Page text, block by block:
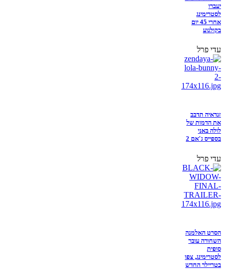
יעברו
לסטרימינג
אחרי 45 יום
בקולנוע
עדי פרל
זנדאיה תדבב
את הדמות של
לולה באני
בספייס ג'אם 2
עדי פרל
הסרט האלמנה
השחורה עובר
סופית
לסטרימינג, צפו
בטריילר החדש